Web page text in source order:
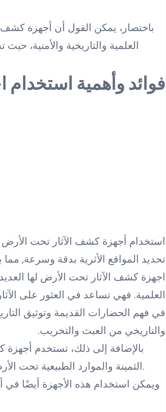
باختصار، يمكن القول أن أجهزة كشف
العلمية والتاريخية والأمنية،
فوائد وأهمية
استخدام أجهزة كشف الآثار تحت
تحديد المواقع الأثرية بدقة وسرعة,
اجهزة كشف الآثار تحت الأرض لها العديد
العلمية. فهي تساعد في العثور على
في فهم الحضارات القديمة وتوثيق
والتاريخي من العبث والتخريب.
بالإضافة إلى ذلك، تستخدم
الثمينة والموارد الطبيعية تحت الأرض، وهو ما يساهم في الاستفادة الاقتصادية والتنمية المستدامة.
ويمكن استخدام هذه الأجهزة أيضًا في